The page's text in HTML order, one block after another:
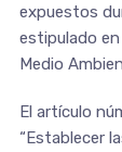
expuestos
estipulado
Medio
El artículo
“Establecer